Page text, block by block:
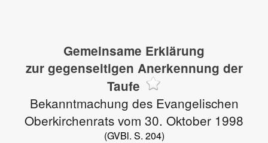
Gemeinsame Erklärung
zur gegenseitigen Anerkennung der
Taufe
Bekanntmachung des Evangelischen
Oberkirchenrats vom 30. Oktober 1998
(GVBl. S. 204)